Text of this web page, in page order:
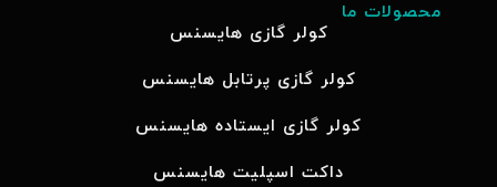
محصولات ما
کولر گازی هایسنس
کولر گازی پرتابل هایسنس
کولر گازی ایستاده هایسنس
داکت اسپلیت هایسنس